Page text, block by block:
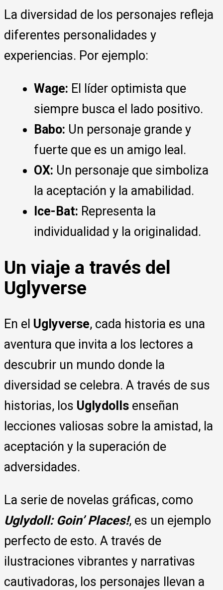
La diversidad de los personajes refleja
diferentes personalidades y
experiencias. Por ejemplo:
Wage: El líder optimista que
siempre busca el lado positivo.
Babo: Un personaje grande y
fuerte que es un amigo leal.
OX: Un personaje que simboliza
la aceptación y la amabilidad.
Ice-Bat: Representa la
individualidad y la originalidad.
Un viaje a través del
Uglyverse
En el Uglyverse, cada historia es una
aventura que invita a los lectores a
descubrir un mundo donde la
diversidad se celebra. A través de sus
historias, los Uglydolls enseñan
lecciones valiosas sobre la amistad, la
aceptación y la superación de
adversidades.
La serie de novelas gráficas, como
Uglydoll: Goin’ Places!, es un ejemplo
perfecto de esto. A través de
ilustraciones vibrantes y narrativas
cautivadoras, los personajes llevan a